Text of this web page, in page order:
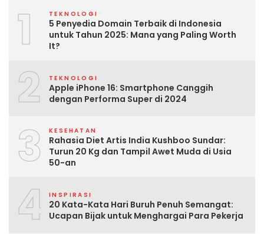
1 TEKNOLOGI
5 Penyedia Domain Terbaik di Indonesia
untuk Tahun 2025: Mana yang Paling Worth
It?
2 TEKNOLOGI
Apple iPhone 16: Smartphone Canggih
dengan Performa Super di 2024
3 KESEHATAN
Rahasia Diet Artis India Kushboo Sundar:
Turun 20 Kg dan Tampil Awet Muda di Usia
50-an
4 INSPIRASI
20 Kata-Kata Hari Buruh Penuh Semangat:
Ucapan Bijak untuk Menghargai Para Pekerja